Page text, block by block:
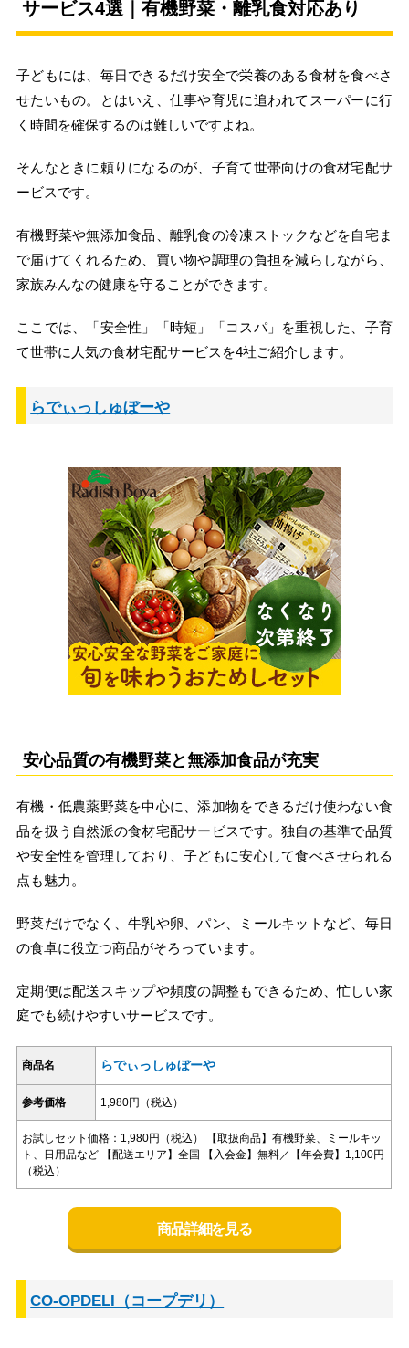
サービス4選｜有機野菜・離乳食対応あり
子どもには、毎日できるだけ安全で栄養のある食材を食べさ
せたいもの。とはいえ、仕事や育児に追われてスーパーに行
く時間を確保するのは難しいですよね。
そんなときに頼りになるのが、子育て世帯向けの食材宅配サ
ービスです。
有機野菜や無添加食品、離乳食の冷凍ストックなどを自宅ま
で届けてくれるため、買い物や調理の負担を減らしながら、
家族みんなの健康を守ることができます。
ここでは、「安全性」「時短」「コスパ」を重視した、子育
て世帯に人気の食材宅配サービスを4社ご紹介します。
らでぃっしゅぼーや
安心品質の有機野菜と無添加食品が充実
有機・低農薬野菜を中心に、添加物をできるだけ使わない食
品を扱う自然派の食材宅配サービスです。独自の基準で品質
や安全性を管理しており、子どもに安心して食べさせられる
点も魅力。
野菜だけでなく、牛乳や卵、パン、ミールキットなど、毎日
の食卓に役立つ商品がそろっています。
定期便は配送スキップや頻度の調整もできるため、忙しい家
庭でも続けやすいサービスです。
商品名 らでぃっしゅぼーや
参考価格 1,980円（税込）
お試しセット価格：1,980円（税込） 【取扱商品】有機野菜、ミールキッ
ト、日用品など 【配送エリア】全国 【入会金】無料／【年会費】1,100円
（税込）
商品詳細を見る
CO-OPDELI（コープデリ）